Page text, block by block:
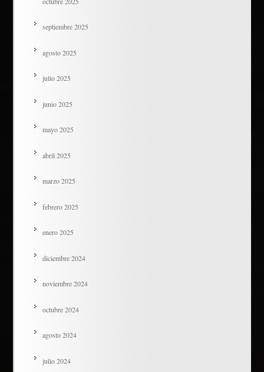
septiembre 2025
agosto 2025
julio 2025
junio 2025
mayo 2025
abril 2025
marzo 2025
febrero 2025
enero 2025
diciembre 2024
noviembre 2024
octubre 2024
agosto 2024
julio 2024